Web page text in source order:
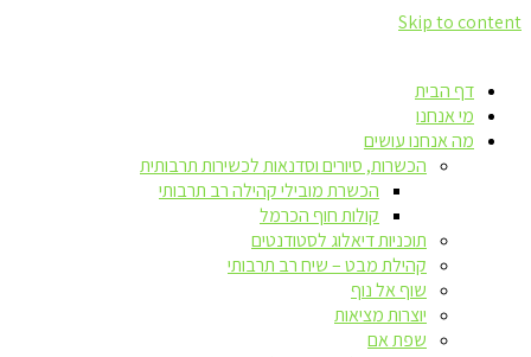
Skip to content
דף הבית
מי אנחנו
מה אנחנו עושים
הכשרות, סיורים וסדנאות לכשירות תרבותית
הכשרת מובילי קהילה רב תרבותי
קולות חוף הכרמל
תוכניות דיאלוג לסטודנטים
קהילת מבט – שיח רב תרבותי
שוף אל נוף
יוצרות מציאות
שפת אם